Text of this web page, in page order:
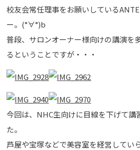
校友会常任理事をお願いしている
ー。(°∀°)b
普段、サロンオーナー様向けの講演を
るということですが・・・
今回は、NHC生向けに目線を下げて講
た。
芦屋や宝塚などで美容室を経営してい